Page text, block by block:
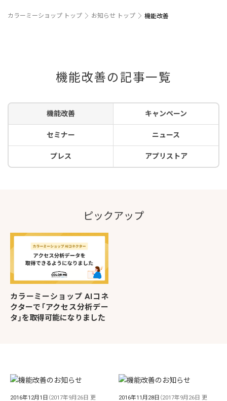
カラーミーショップ トップ お知らせ トップ 機能改善
機能改善の記事一覧
機能改善 キャンペーン
セミナー ニュース
プレス アプリストア
ピックアップ
カラーミーショップ AIコネ
クターで「アクセス分析デー
タ」を取得可能になりました
2016年12月1日 （2017年9月26日 更
2016年11月28日 （2017年9月26日 更